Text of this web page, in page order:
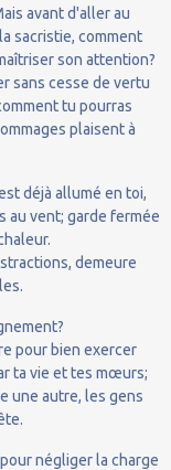
avant d'aller au
sacristie, comment
son attention?
sans cesse de vertu
tu pourras
plaisent à
déjà allumé en toi,
au vent; garde fermée
demeure
pour bien exercer
ta vie et tes mœurs;
une autre, les gens
négliger la charge